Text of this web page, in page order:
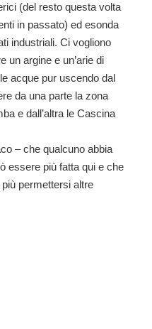
(del resto questa volta
in passato) ed esonda
industriali. Ci vogliono
un argine e un’arie di
acque pur uscendo dal
da una parte la zona
e dall’altra le Cascina
– che qualcuno abbia
essere più fatta qui e che
più permettersi altre